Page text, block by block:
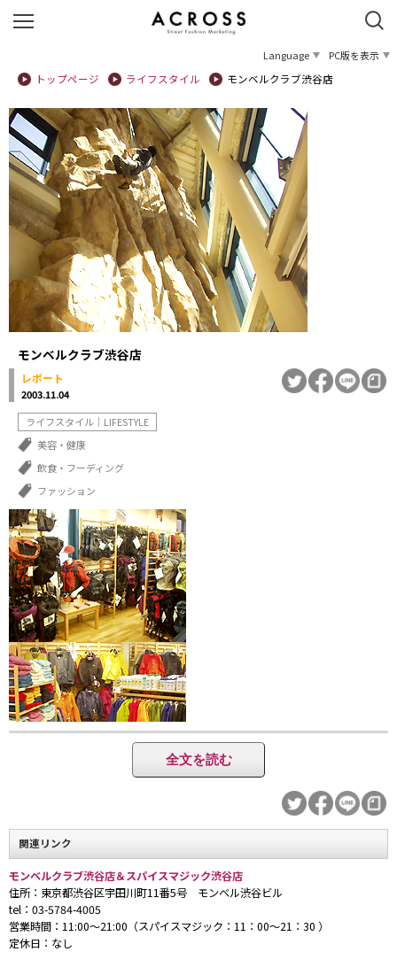
Language
PC版を表示
トップページ
ライフスタイル モンベルクラブ渋谷店
モンベルクラブ渋谷店
レポート
2003.11.04
ライフスタイル｜LIFESTYLE
美容・健康
飲食・フーディング
ファッション
全文を読む
関連リンク
モンベルクラブ渋谷店＆スパイスマジック渋谷店
住所：東京都渋谷区宇田川町11番5号 モンベル渋谷ビル
tel：03-5784-4005
営業時間：11:00〜21:00（スパイスマジック：11：00〜21：30 ）
定休日：なし